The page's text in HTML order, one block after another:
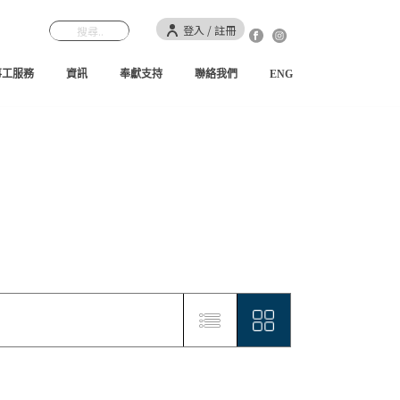
登入 / 註冊
服務 資訊 奉獻支持 聯絡我們 ENG